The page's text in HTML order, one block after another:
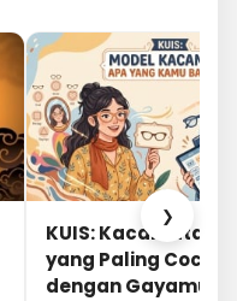
KUIS: Kacamata Apa
yang Paling Cocok
dengan Gayamu?
❯